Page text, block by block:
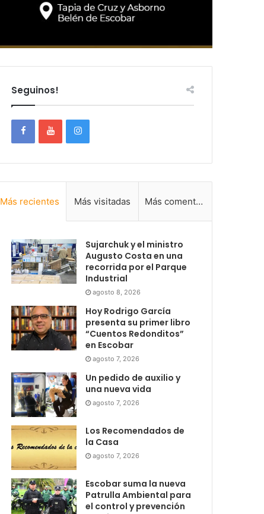
Seguinos!
Más recientes Más visitadas Más comentadas
Sujarchuk y el ministro
Augusto Costa en una
recorrida por el Parque
Industrial
agosto 8, 2026
Hoy Rodrigo García
presenta su primer libro
“Cuentos Redonditos”
en Escobar
agosto 7, 2026
Un pedido de auxilio y
una nueva vida
agosto 7, 2026
Los Recomendados de
la Casa
agosto 7, 2026
Escobar suma la nueva
Patrulla Ambiental para
el control y prevención